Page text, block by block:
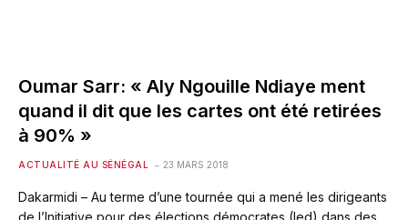
Oumar Sarr: « Aly Ngouille Ndiaye ment
quand il dit que les cartes ont été retirées
à 90% »
ACTUALITÉ AU SÉNÉGAL 23 MARS 2018
Dakarmidi – Au terme d’une tournée qui a mené les dirigeants
de l’Initiative pour des élections démocrates (Ied) dans des…